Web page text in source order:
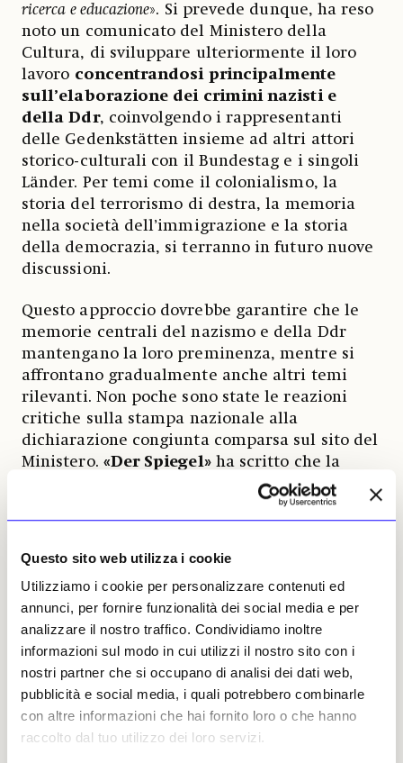
Questo sito web utilizza i cookie
Utilizziamo i cookie per personalizzare contenuti ed
annunci, per fornire funzionalità dei social media e per
analizzare il nostro traffico. Condividiamo inoltre
informazioni sul modo in cui utilizzi il nostro sito con i
nostri partner che si occupano di analisi dei dati web,
pubblicità e social media, i quali potrebbero combinarle
con altre informazioni che hai fornito loro o che hanno
raccolto dal tuo utilizzo dei loro servizi.
ricerca e educazione». Si prevede dunque, ha reso
noto un comunicato del Ministero della
Cultura, di sviluppare ulteriormente il loro
lavoro concentrandosi principalmente
sull’elaborazione dei crimini nazisti e
della Ddr, coinvolgendo i rappresentanti
delle Gedenkstätten insieme ad altri attori
storico-culturali con il Bundestag e i singoli
Länder. Per temi come il colonialismo, la
storia del terrorismo di destra, la memoria
nella società dell’immigrazione e la storia
della democrazia, si terranno in futuro nuove
discussioni.
Questo approccio dovrebbe garantire che le
memorie centrali del nazismo e della Ddr
mantengano la loro preminenza, mentre si
affrontano gradualmente anche altri temi
rilevanti. Non poche sono state le reazioni
critiche sulla stampa nazionale alla
dichiarazione congiunta comparsa sul sito del
Ministero. «Der Spiegel»ha scritto che la
semplice aggiunta di un’altra area al
panorama tedesco della memoria non ne
elimina le debolezze: «Manca ancora una
strumentalizzazione del ricordo. Per garantire che il
Governo non rimanga fedele a una politica puramente
simbolica, il ricordo dovrebbe essere inserito in misure
politiche concrete: in relazione ai crimini nazisti, questo
dovrebbe essere l’introduzione della denazificazione e
dell’antifascismo come leitmotiv dello Stato e il ricordo
dei crimini coloniali dovrebbe essere combinato con
politiche attuali anti-coloniali e antimperialiste».
Mentre su«Die Welt» si è ipotizzato che i